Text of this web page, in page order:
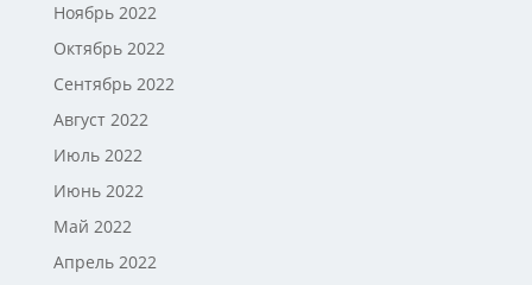
Ноябрь 2022
Октябрь 2022
Сентябрь 2022
Август 2022
Июль 2022
Июнь 2022
Май 2022
Апрель 2022